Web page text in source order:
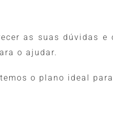
as suas dúvidas e
o ajudar.
o plano ideal